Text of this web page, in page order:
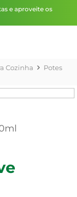
e aproveite os
Cozinha
Potes